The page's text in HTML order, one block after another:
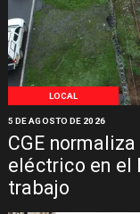
LOCAL
CGE
eléctrico en el
trabajo
5 DE AGOSTO DE 2026